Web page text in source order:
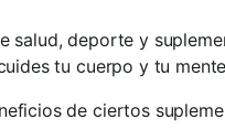
deporte y
tu cuerpo y tu
de ciertos